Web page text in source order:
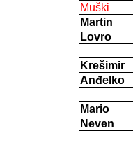
Muški
Martin
Lovro
Krešimir
Anđelko
Mario
Neven